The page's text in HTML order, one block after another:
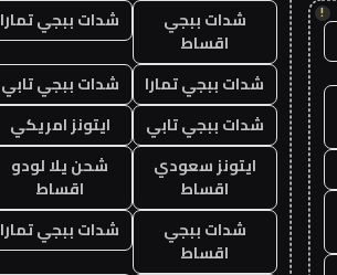
!
شدات ببجي
اقساط
شدات ببجي تمارا
شدات ببجي تمارا
شدات ببجي تابي
شدات ببجي تابي
ايتونز امريكي
ايتونز سعودي
اقساط
شحن يلا لودو
اقساط
شدات ببجي
اقساط
شدات ببجي تمارا